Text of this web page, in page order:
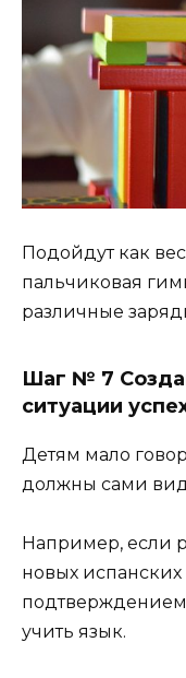
Подойдут как
пальчиковая
различные
Шаг № 7
ситуации
Детям мало
должны сами
Например, если
новых испанских
подтверждением
учить язык.